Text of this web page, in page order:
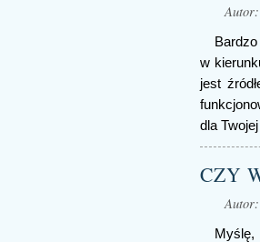
Autor:
w
jest
dla
CZY
Autor: